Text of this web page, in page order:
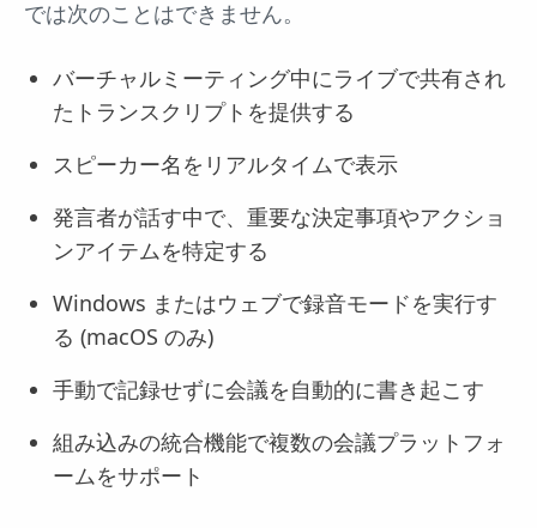
では次のことはできません。
バーチャルミーティング中にライブで共有され
たトランスクリプトを提供する
スピーカー名をリアルタイムで表示
発言者が話す中で、重要な決定事項やアクショ
ンアイテムを特定する
Windows またはウェブで録音モードを実行す
る (macOS のみ)
手動で記録せずに会議を自動的に書き起こす
組み込みの統合機能で複数の会議プラットフォ
ームをサポート